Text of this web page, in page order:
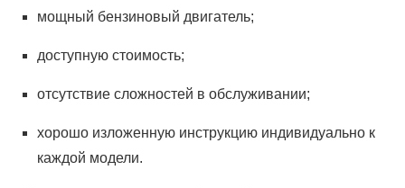
мощный бензиновый двигатель;
доступную стоимость;
отсутствие сложностей в обслуживании;
хорошо изложенную инструкцию индивидуально к
каждой модели.